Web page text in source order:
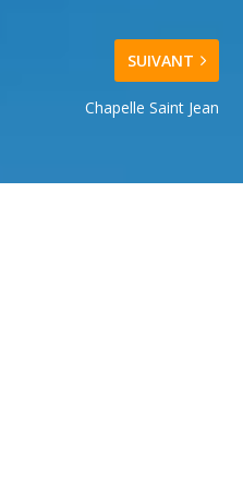
SUIVANT
Chapelle Saint Jean